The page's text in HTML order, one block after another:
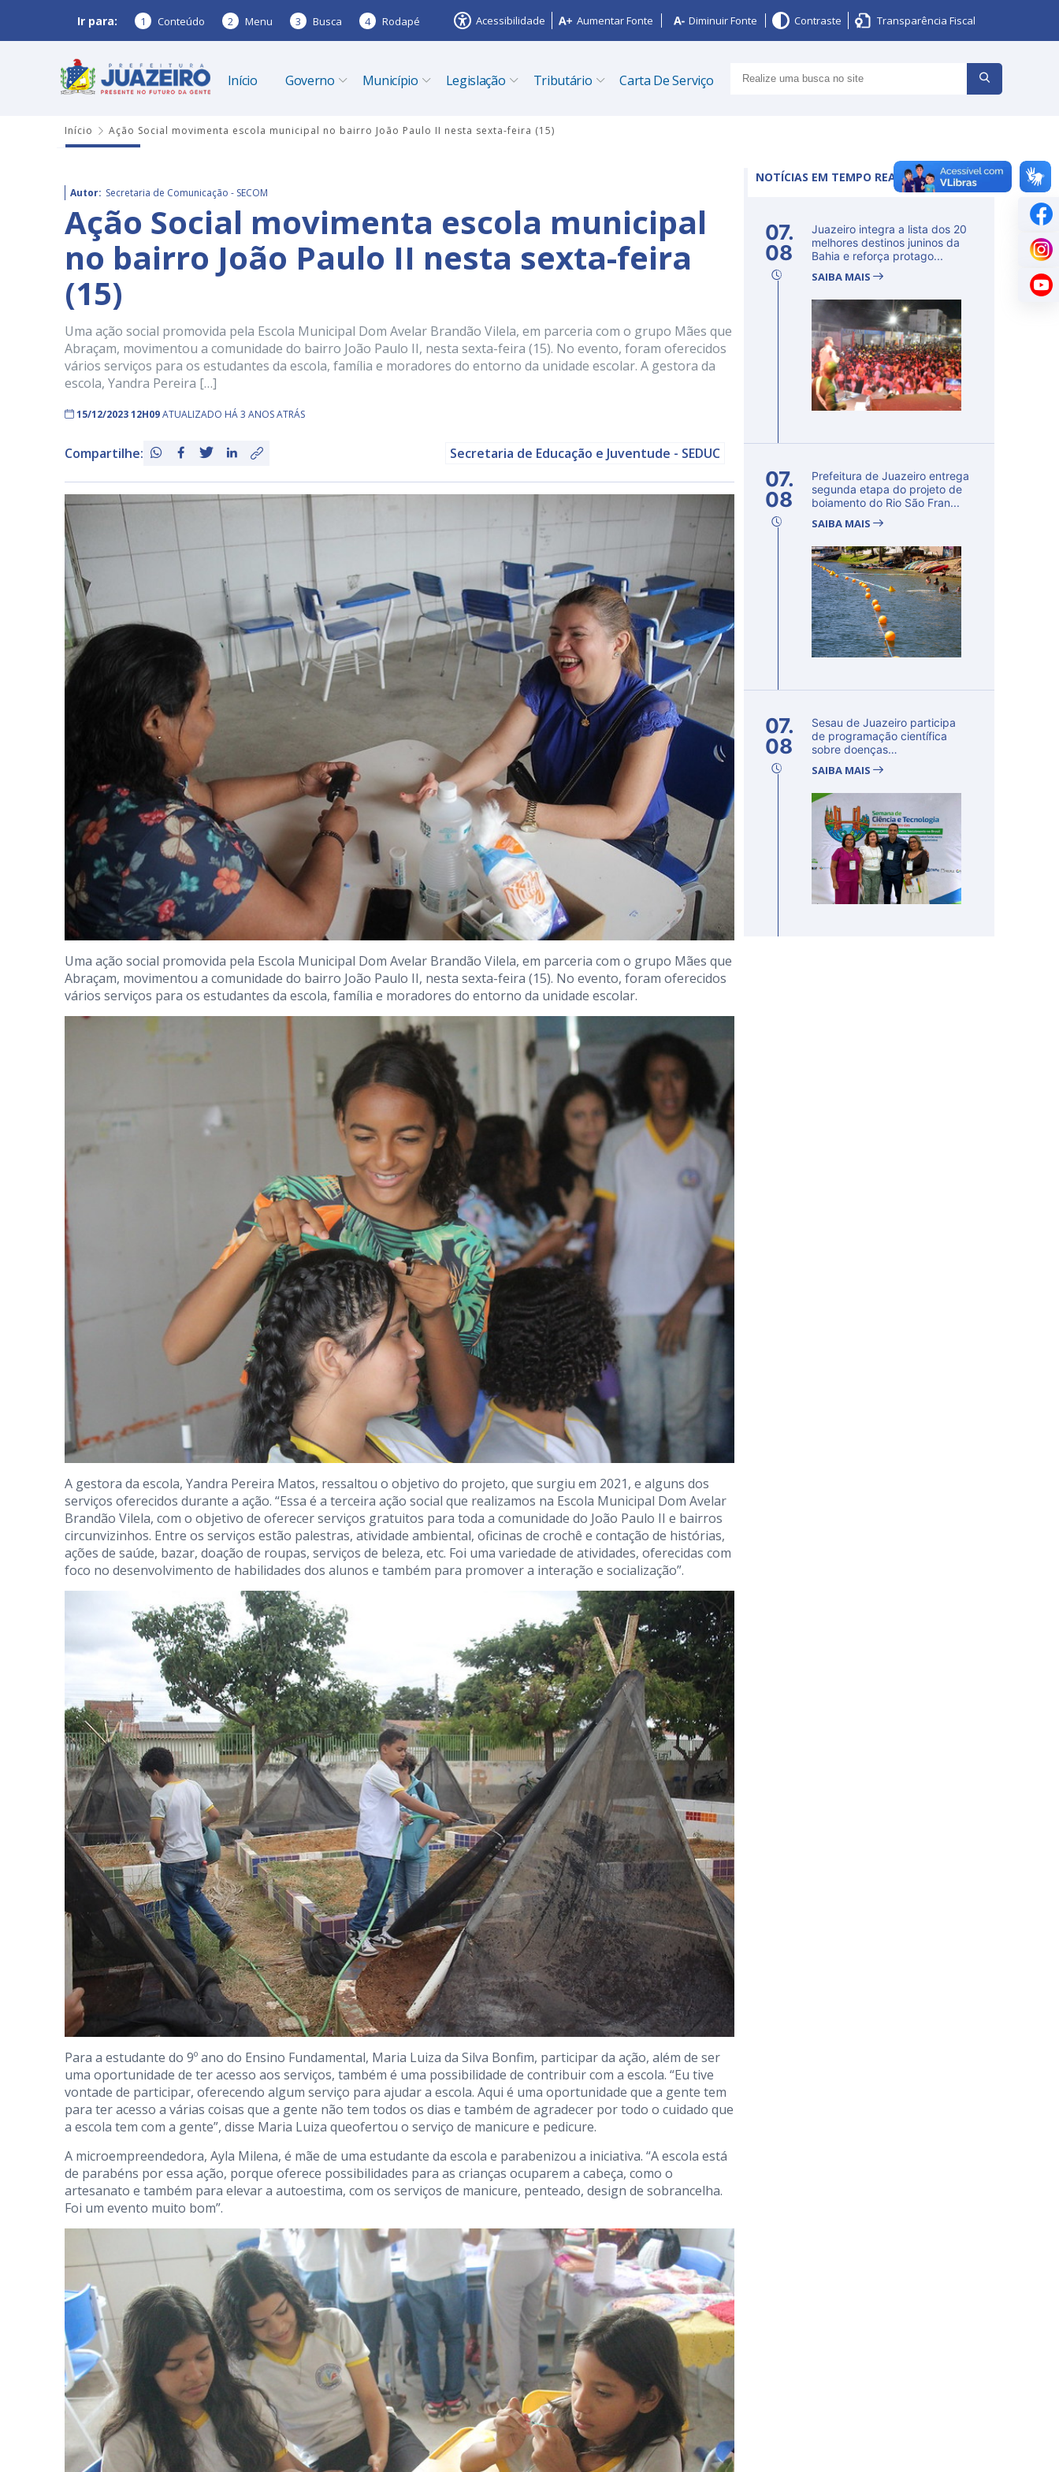
Ir para: 1 Conteúdo 2 Menu 3 Busca 4 Rodapé Acessibilidade Aumentar Fonte Diminuir Fonte Contraste Transparência Fiscal
Início Governo Município Legislação Tributário Carta De Serviço
Início Ação Social movimenta escola municipal no bairro João Paulo II nesta sexta-feira (15)
Autor: Secretaria de Comunicação - SECOM
Ação Social movimenta escola municipal
no bairro João Paulo II nesta sexta-feira
(15)
Uma ação social promovida pela Escola Municipal Dom Avelar Brandão Vilela, em parceria com o grupo Mães que
Abraçam, movimentou a comunidade do bairro João Paulo II, nesta sexta-feira (15). No evento, foram oferecidos
vários serviços para os estudantes da escola, família e moradores do entorno da unidade escolar. A gestora da
escola, Yandra Pereira […]
15/12/2023 12H09ATUALIZADO HÁ 3 ANOS ATRÁS
Compartilhe: Secretaria de Educação e Juventude - SEDUC
Uma ação social promovida pela Escola Municipal Dom Avelar Brandão Vilela, em parceria com o grupo Mães que
Abraçam, movimentou a comunidade do bairro João Paulo II, nesta sexta-feira (15). No evento, foram oferecidos
vários serviços para os estudantes da escola, família e moradores do entorno da unidade escolar.
A gestora da escola, Yandra Pereira Matos, ressaltou o objetivo do projeto, que surgiu em 2021, e alguns dos
serviços oferecidos durante a ação. “Essa é a terceira ação social que realizamos na Escola Municipal Dom Avelar
Brandão Vilela, com o objetivo de oferecer serviços gratuitos para toda a comunidade do João Paulo II e bairros
circunvizinhos. Entre os serviços estão palestras, atividade ambiental, oficinas de crochê e contação de histórias,
ações de saúde, bazar, doação de roupas, serviços de beleza, etc. Foi uma variedade de atividades, oferecidas com
foco no desenvolvimento de habilidades dos alunos e também para promover a interação e socialização”.
Para a estudante do 9º ano do Ensino Fundamental, Maria Luiza da Silva Bonfim, participar da ação, além de ser
uma oportunidade de ter acesso aos serviços, também é uma possibilidade de contribuir com a escola. “Eu tive
vontade de participar, oferecendo algum serviço para ajudar a escola. Aqui é uma oportunidade que a gente tem
para ter acesso a várias coisas que a gente não tem todos os dias e também de agradecer por todo o cuidado que
a escola tem com a gente”, disse Maria Luiza queofertou o serviço de manicure e pedicure.
A microempreendedora, Ayla Milena, é mãe de uma estudante da escola e parabenizou a iniciativa. “A escola está
de parabéns por essa ação, porque oferece possibilidades para as crianças ocuparem a cabeça, como o
artesanato e também para elevar a autoestima, com os serviços de manicure, penteado, design de sobrancelha.
Foi um evento muito bom”.
NOTÍCIAS EM TEMPO REAL
07.
08
Juazeiro integra a lista dos 20
melhores destinos juninos da
Bahia e reforça protago...
SAIBA MAIS
07.
08
Prefeitura de Juazeiro entrega
segunda etapa do projeto de
boiamento do Rio São Fran...
SAIBA MAIS
07.
08
Sesau de Juazeiro participa
de programação científica
sobre doenças
SAIBA MAIS